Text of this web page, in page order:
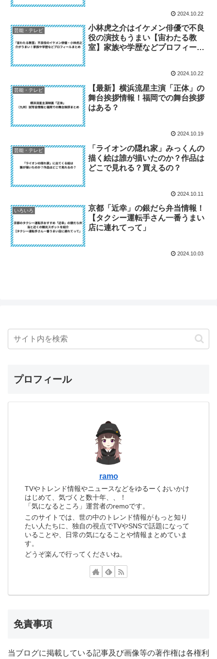
2024.10.22
芸能・テレビ
小林虎之介はイケメン俳優で不良
役の演技もうまい【宙わたる教
室】家族や学歴などプロフィール
2024.10.22
芸能・テレビ
【最新】横浜流星主演「正体」の
舞台挨拶情報！福岡での舞台挨拶
はある？
2024.10.19
芸能・テレビ
「ライオンの隠れ家」みっくんの
描く絵は誰が描いたのか？作品は
どこで見れる？買えるの？
2024.10.11
いろいろ
京都「近幸」の銀だら弁当情報！
【タクシー運転手さん一番うまい
店に連れてって」
2024.10.03
プロフィール
ramo
TVやトレンド情報やニュースなどをゆるーくおいかけ
はじめて、気づくと数十年、、！
「気になるところ」運営者のremoです。
このサイトでは、世の中のトレンド情報がもっと知り
たい人たちに、独自の視点でTVやSNSで話題になって
いることや、日常の気になることや情報まとめていま
す。
どうぞ楽んで行ってくださいね。
免責事項
当ブログに掲載している記事及び画像等の著作権は各権利